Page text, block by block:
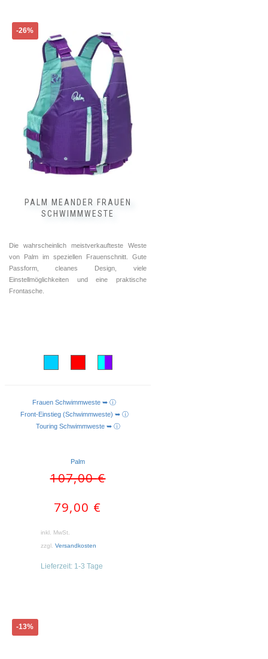
-26%
PALM MEANDER FRAUEN
SCHWIMMWESTE
Die wahrscheinlich meistverkaufteste Weste
von Palm im speziellen Frauenschnitt. Gute
Passform‚ cleanes Design, viele
Einstellmöglichkeiten und eine praktische
Frontasche.
AUSFÜHRUNG WÄHLEN
Frauen Schwimmweste ➥ ⓘ
Front-Einstieg (Schwimmweste) ➥ ⓘ
Touring Schwimmweste ➥ ⓘ
Palm
107,00€
79,00 €
inkl. MwSt.
zzgl. Versandkosten
Lieferzeit: 1-3 Tage
Dieses
Produkt
Optionen
Produktseite
-13%
Dieses
Produkt